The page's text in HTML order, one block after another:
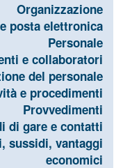
Organizzazione
posta elettronica
Personale
e collaboratori
del personale
e procedimenti
Provvedimenti
di gare e contatti
sussidi, vantaggi
economici